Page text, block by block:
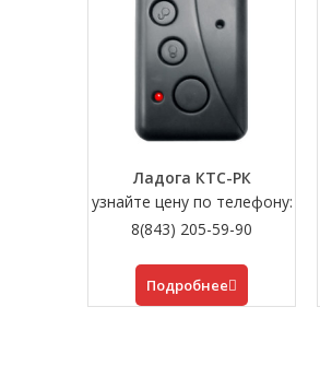
Ладога КТС-РК
узнайте цену по телефону:
8(843) 205-59-90
Подробнее